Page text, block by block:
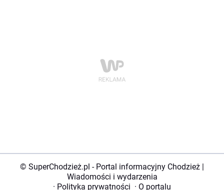
© SuperChodzież.pl - Portal informacyjny Chodzież |
Wiadomości i wydarzenia
· Polityka prywatności · O portalu